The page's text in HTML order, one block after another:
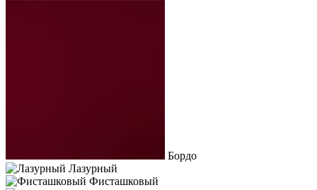
Бордо
Лазурный
Фисташковый